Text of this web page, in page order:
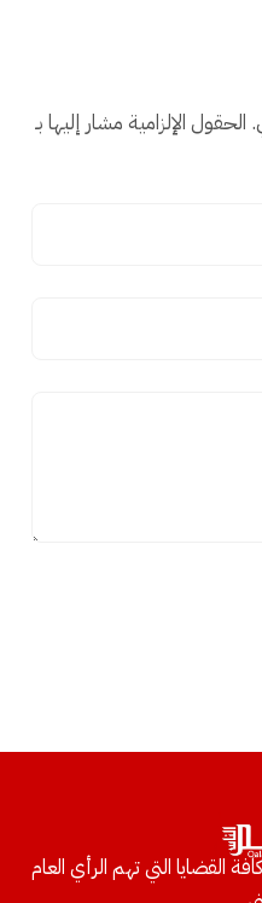
الحقول الإلزامية مشار إليها بـ
القضايا التي تهم الرأي العام